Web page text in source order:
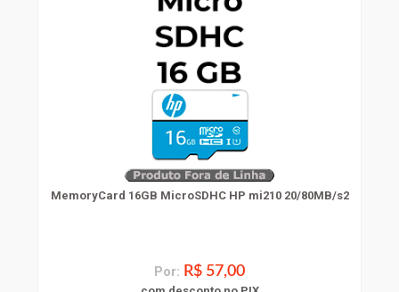
MemoryCard 16GB MicroSDHC HP mi210 20/80MB/s2
Por: R$ 57,00